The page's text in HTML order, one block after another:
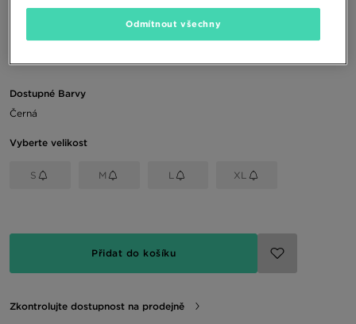
TECHNICALS HIGHLAND GLOVES
Dostupné Barvy
Černá
Vyberte velikost
S M L XL
Přidat do košíku
Zkontrolujte dostupnost na prodejně
Odmítnout všechny